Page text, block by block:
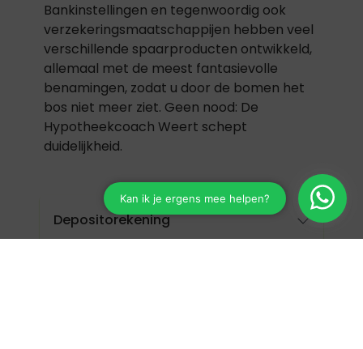
Bankinstellingen en tegenwoordig ook
verzekeringsmaatschappijen hebben veel
verschillende spaarproducten ontwikkeld,
allemaal met de meest fantasievolle
benamingen, zodat u door de bomen het
bos niet meer ziet. Geen nood: De
Hypotheekcoach Weert schept
duidelijkheid.
Depositorekening